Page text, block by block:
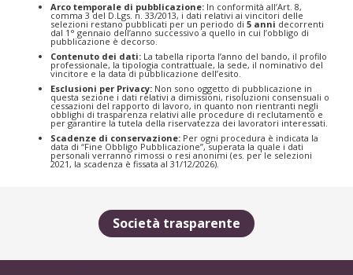
Arco temporale di pubblicazione: In conformità all’Art. 8,
comma 3 del D.Lgs. n. 33/2013, i dati relativi ai vincitori delle
selezioni restano pubblicati per un periodo di 5 anni decorrenti
dal 1° gennaio dell’anno successivo a quello in cui l’obbligo di
pubblicazione è decorso.
Contenuto dei dati: La tabella riporta l’anno del bando, il profilo
professionale, la tipologia contrattuale, la sede, il nominativo del
vincitore e la data di pubblicazione dell’esito.
Esclusioni per Privacy: Non sono oggetto di pubblicazione in
questa sezione i dati relativi a dimissioni, risoluzioni consensuali o
cessazioni del rapporto di lavoro, in quanto non rientranti negli
obblighi di trasparenza relativi alle procedure di reclutamento e
per garantire la tutela della riservatezza dei lavoratori interessati.
Scadenze di conservazione: Per ogni procedura è indicata la
data di “Fine Obbligo Pubblicazione”, superata la quale i dati
personali verranno rimossi o resi anonimi (es. per le selezioni
2021, la scadenza è fissata al 31/12/2026).
Società trasparente